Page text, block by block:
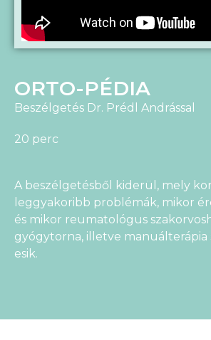
ORTO-PÉDIA
Beszélgetés Dr. Prédl Andrással
20 perc
A beszélgetésből kiderül, mely
leggyakoribb problémák, mikor
és mikor reumatológus
gyógytorna, illetve manuálterápia
esik.